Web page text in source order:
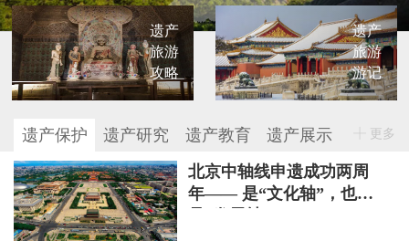
遗产
旅游
攻略
遗产
旅游
游记
遗产保护 遗产研究 遗产教育 遗产展示 更多
北京中轴线申遗成功两周
年—— 是“文化轴”，也